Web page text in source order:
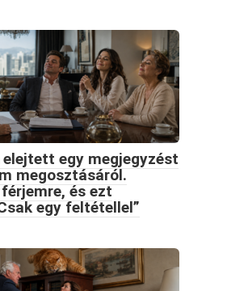
egy megjegyzést
megosztásáról.
és ezt
egy feltétellel”